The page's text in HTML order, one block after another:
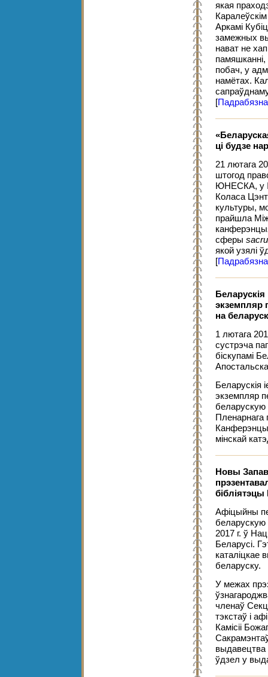
якая
Аркамі
замежных
нават не
памяшканні,
побач, у
намётах.
[Падрабязна
ці будзе
21 лютага
штогод
ЮНЕСКА, у
Коласа
культуры,
прайшла
сферы
якой узялі
[Падрабязна
экземпляр
на
1 лютага
сустрэча
біскупамі
Беларускія
экземпляр
беларускую
мінскай
Новы
бібліятэцы
Афіцыйны
беларускую
2017 г. ў
Беларусі.
каталіцкае
беларуску.
У межах
членаў
тэкстаў і
Камісіі
выдавецтва
ўдзел у